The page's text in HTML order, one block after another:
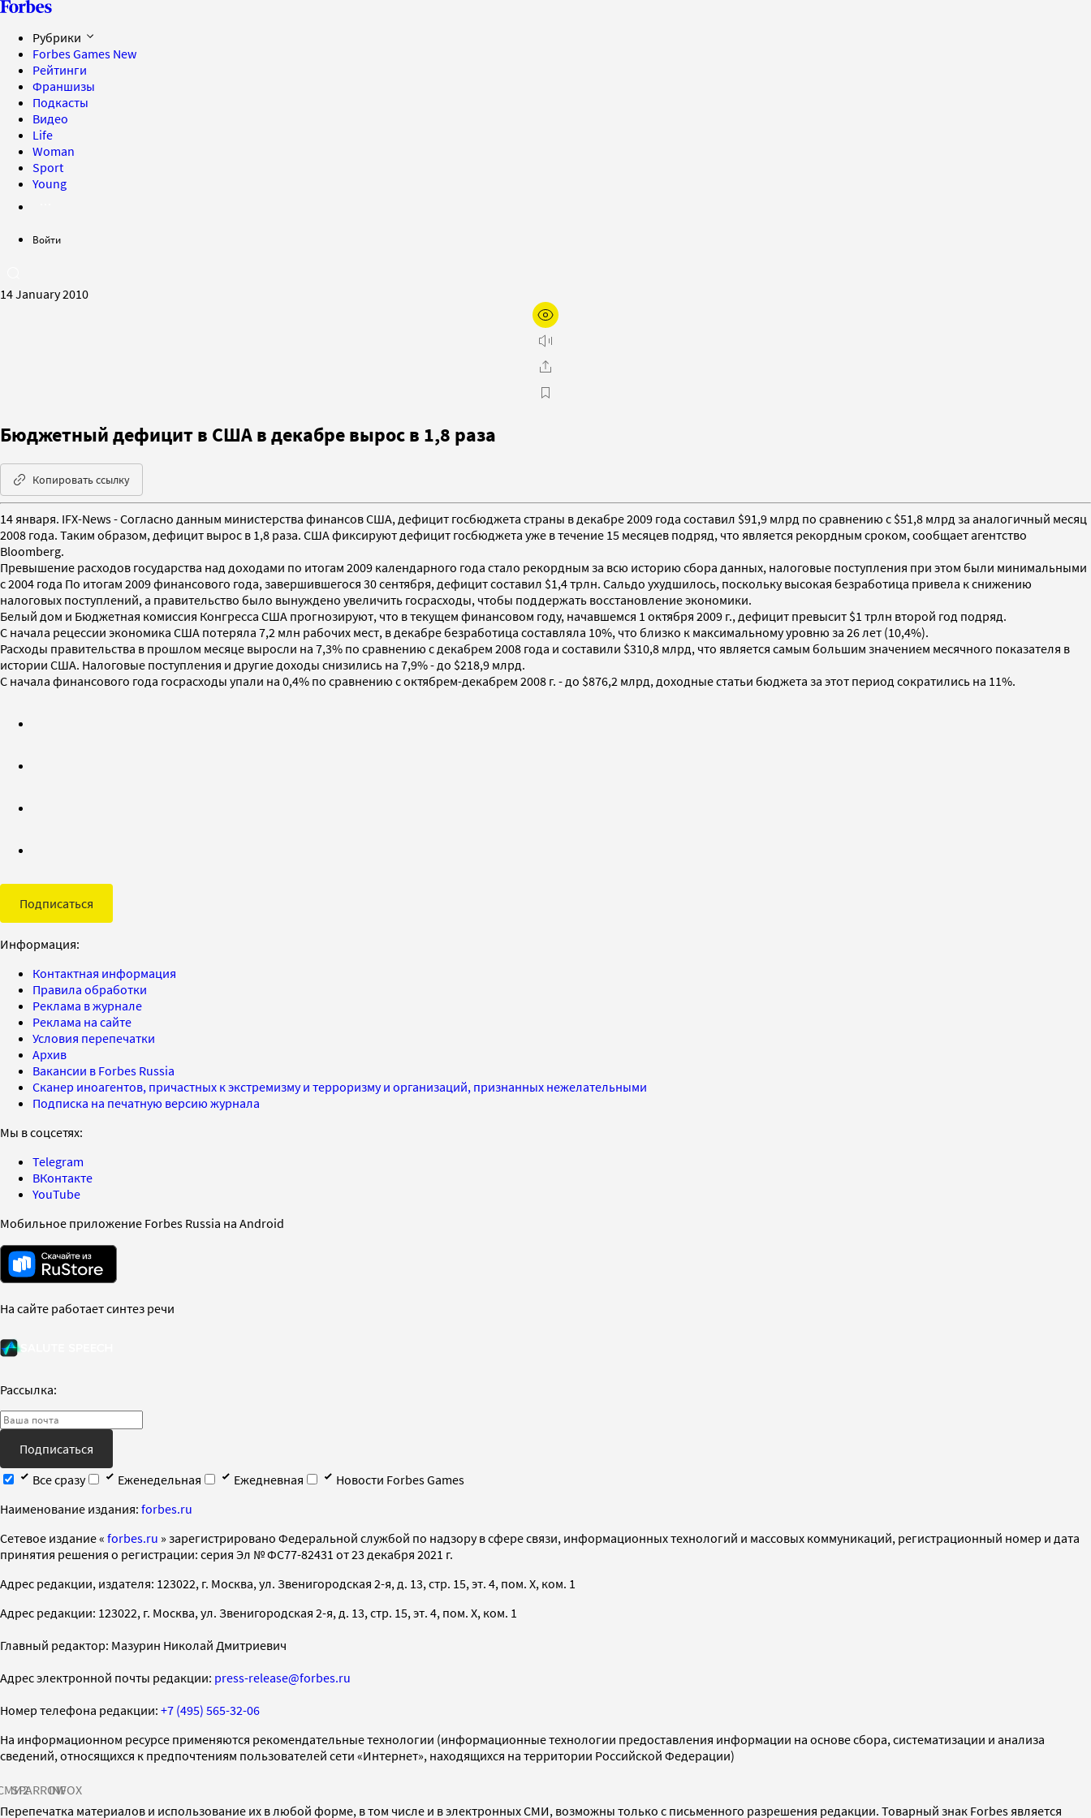
Рубрики
Forbes Games New
Рейтинги
Франшизы
Подкасты
Видео
Life
Woman
Sport
Young
Войти
14 January 2010
Бюджетный дефицит в США в декабре вырос в 1,8 раза
Копировать ссылку
14 января. IFX-News - Согласно данным министерства финансов США, дефицит госбюджета страны в декабре 2009 года составил $91,9 млрд по сравнению с $51,8 млрд за аналогичный месяц
2008 года. Таким образом, дефицит вырос в 1,8 раза. США фиксируют дефицит госбюджета уже в течение 15 месяцев подряд, что является рекордным сроком, сообщает агентство
Bloomberg.
Превышение расходов государства над доходами по итогам 2009 календарного года стало рекордным за всю историю сбора данных, налоговые поступления при этом были минимальными
с 2004 года По итогам 2009 финансового года, завершившегося 30 сентября, дефицит составил $1,4 трлн. Сальдо ухудшилось, поскольку высокая безработица привела к снижению
налоговых поступлений, а правительство было вынуждено увеличить госрасходы, чтобы поддержать восстановление экономики.
Белый дом и Бюджетная комиссия Конгресса США прогнозируют, что в текущем финансовом году, начавшемся 1 октября 2009 г., дефицит превысит $1 трлн второй год подряд.
С начала рецессии экономика США потеряла 7,2 млн рабочих мест, в декабре безработица составляла 10%, что близко к максимальному уровню за 26 лет (10,4%).
Расходы правительства в прошлом месяце выросли на 7,3% по сравнению с декабрем 2008 года и составили $310,8 млрд, что является самым большим значением месячного показателя в
истории США. Налоговые поступления и другие доходы снизились на 7,9% - до $218,9 млрд.
С начала финансового года госрасходы упали на 0,4% по сравнению с октябрем-декабрем 2008 г. - до $876,2 млрд, доходные статьи бюджета за этот период сократились на 11%.
Подписаться
Информация:
Контактная информация
Правила обработки
Реклама в журнале
Реклама на сайте
Условия перепечатки
Архив
Вакансии в Forbes Russia
Сканер иноагентов, причастных к экстремизму и терроризму и организаций, признанных нежелательными
Подписка на печатную версию журнала
Мы в соцсетях:
Telegram
ВКонтакте
YouTube
Мобильное приложение Forbes Russia на Android
На сайте работает синтез речи
Рассылка:
Подписаться
Все сразу
Еженедельная Ежедневная
Новости Forbes Games
Наименование издания: forbes.ru
Cетевое издание « forbes.ru » зарегистрировано Федеральной службой по надзору в сфере связи, информационных технологий и массовых коммуникаций, регистрационный номер и дата
принятия решения о регистрации: серия Эл № ФС77-82431 от 23 декабря 2021 г.
Адрес редакции, издателя: 123022, г. Москва, ул. Звенигородская 2-я, д. 13, стр. 15, эт. 4, пом. X, ком. 1
Адрес редакции: 123022, г. Москва, ул. Звенигородская 2-я, д. 13, стр. 15, эт. 4, пом. X, ком. 1
Главный редактор: Мазурин Николай Дмитриевич
Адрес электронной почты редакции: press-release@forbes.ru
Номер телефона редакции: +7 (495) 565-32-06
На информационном ресурсе применяются рекомендательные технологии (информационные технологии предоставления информации на основе сбора, систематизации и анализа
сведений, относящихся к предпочтениям пользователей сети «Интернет», находящихся на территории Российской Федерации)
SPARROWINFOX
Перепечатка материалов и использование их в любой форме, в том числе и в электронных СМИ, возможны только с письменного разрешения редакции. Товарный знак Forbes является